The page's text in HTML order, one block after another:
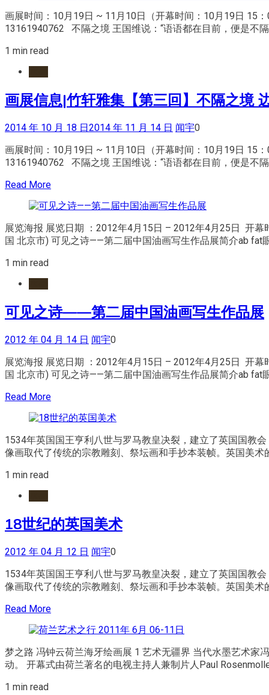
画展时间：10月19日 ~ 11月10日（开幕时间：10月19日 15
13161940762 不隔之境 王国维说：“语语都在目前，便是不隔
1 min read
画展信息|竹轩雅集【第三回】不隔之境
2014 年 10 月 18 日 2014 年 11 月 14 日 闻宇0
画展时间：10月19日 ~ 11月10日（开幕时间：10月19日 15
13161940762 不隔之境 王国维说：“语语都在目前，便是不隔
Read More
展览海报 展览日期 ：2012年4月15日 – 2012年4月25日 开
国 北京市) 可见之诗——第二届中国油画写生作品展简介ab fat
1 min read
可见之诗——第二届中国油画写生作品展
2012 年 04 月 14 日 闻宇0
展览海报 展览日期 ：2012年4月15日 – 2012年4月25日 开
国 北京市) 可见之诗——第二届中国油画写生作品展简介ab fat
Read More
1534年英国国王亨利八世与罗马教皇决裂，建立了英国国教
像画取代了传统的宗教雕刻、祭坛画和手抄本装帧。英国美
1 min read
18世纪的英国美术
2012 年 04 月 12 日 闻宇0
1534年英国国王亨利八世与罗马教皇决裂，建立了英国国教
像画取代了传统的宗教雕刻、祭坛画和手抄本装帧。英国美
Read More
梦之路 冯钟云荷兰海牙绘画展 1 艺术无疆界 当代水墨艺术家
动。 开幕式由荷兰著名的电视主持人兼制片人Paul
1 min read